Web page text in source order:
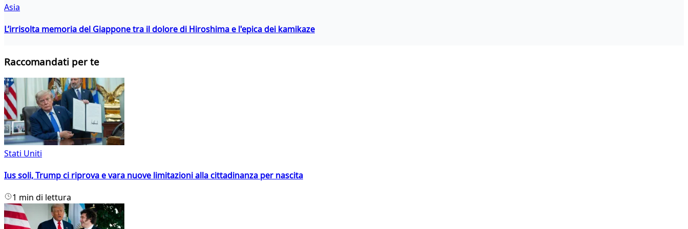
Asia
L’irrisolta memoria del Giappone tra il dolore di Hiroshima e l'epica dei kamikaze
Raccomandati per te
Stati Uniti
Ius soli, Trump ci riprova e vara nuove limitazioni alla cittadinanza per nascita
1 min di lettura